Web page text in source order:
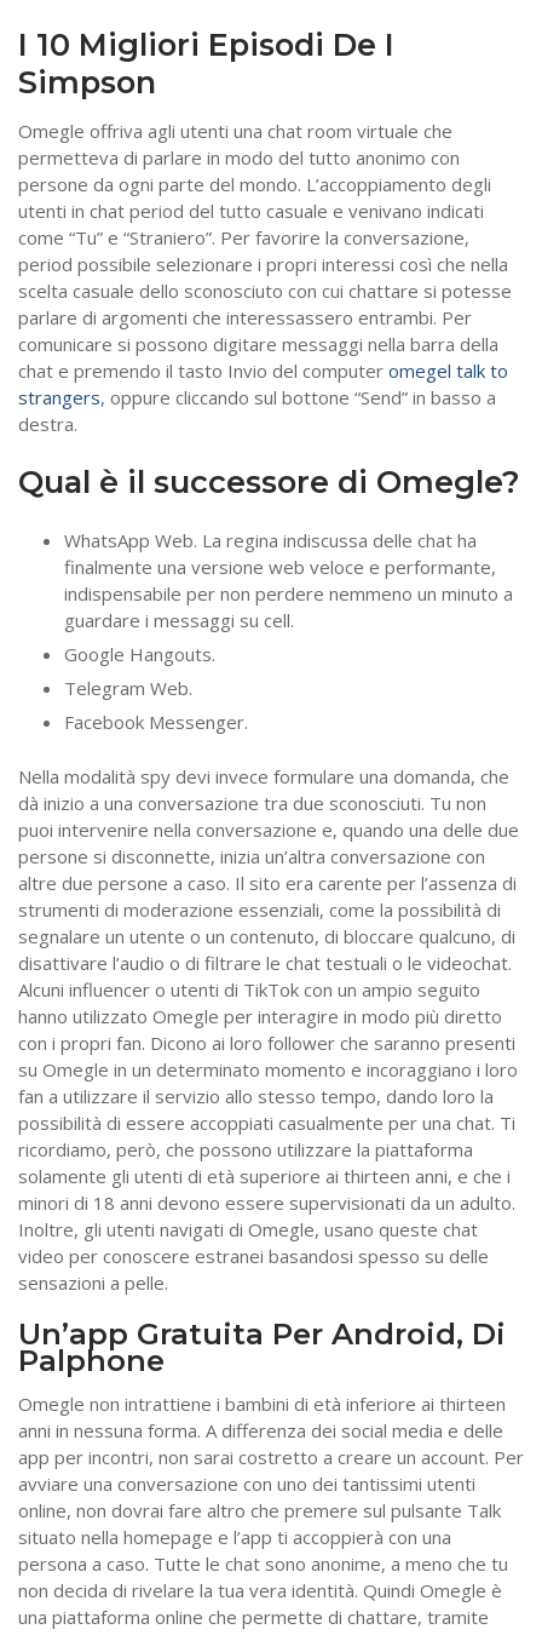
I 10 Migliori Episodi De I
Simpson
Omegle offriva agli utenti una chat room virtuale che
permetteva di parlare in modo del tutto anonimo con
persone da ogni parte del mondo. L’accoppiamento degli
utenti in chat period del tutto casuale e venivano indicati
come “Tu” e “Straniero”. Per favorire la conversazione,
period possibile selezionare i propri interessi così che nella
scelta casuale dello sconosciuto con cui chattare si potesse
parlare di argomenti che interessassero entrambi. Per
comunicare si possono digitare messaggi nella barra della
chat e premendo il tasto Invio del computer omegel talk to
strangers, oppure cliccando sul bottone “Send” in basso a
destra.
Qual è il successore di Omegle?
WhatsApp Web. La regina indiscussa delle chat ha
finalmente una versione web veloce e performante,
indispensabile per non perdere nemmeno un minuto a
guardare i messaggi su cell.
Google Hangouts.
Telegram Web.
Facebook Messenger.
Nella modalità spy devi invece formulare una domanda, che
dà inizio a una conversazione tra due sconosciuti. Tu non
puoi intervenire nella conversazione e, quando una delle due
persone si disconnette, inizia un’altra conversazione con
altre due persone a caso. Il sito era carente per l’assenza di
strumenti di moderazione essenziali, come la possibilità di
segnalare un utente o un contenuto, di bloccare qualcuno, di
disattivare l’audio o di filtrare le chat testuali o le videochat.
Alcuni influencer o utenti di TikTok con un ampio seguito
hanno utilizzato Omegle per interagire in modo più diretto
con i propri fan. Dicono ai loro follower che saranno presenti
su Omegle in un determinato momento e incoraggiano i loro
fan a utilizzare il servizio allo stesso tempo, dando loro la
possibilità di essere accoppiati casualmente per una chat. Ti
ricordiamo, però, che possono utilizzare la piattaforma
solamente gli utenti di età superiore ai thirteen anni, e che i
minori di 18 anni devono essere supervisionati da un adulto.
Inoltre, gli utenti navigati di Omegle, usano queste chat
video per conoscere estranei basandosi spesso su delle
sensazioni a pelle.
Un’app Gratuita Per Android, Di
Palphone
Omegle non intrattiene i bambini di età inferiore ai thirteen
anni in nessuna forma. A differenza dei social media e delle
app per incontri, non sarai costretto a creare un account. Per
avviare una conversazione con uno dei tantissimi utenti
online, non dovrai fare altro che premere sul pulsante Talk
situato nella homepage e l’app ti accoppierà con una
persona a caso. Tutte le chat sono anonime, a meno che tu
non decida di rivelare la tua vera identità. Quindi Omegle è
una piattaforma online che permette di chattare, tramite